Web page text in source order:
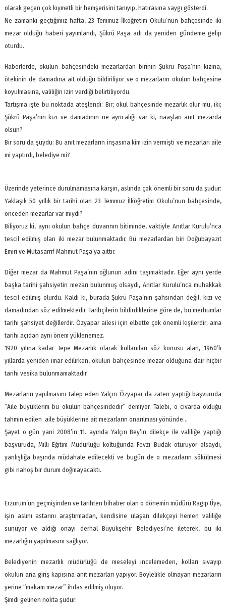
olarak geçen çok kıymetli bir hemşerisini tanıyıp, hatırasına saygı gösterdi.
Ne zamanki geçtiğimiz hafta, 23 Temmuz İlköğretim Okulu’nun bahçesinde iki
mezar olduğu haberi yayımlandı, Şükrü Paşa adı da yeniden gündeme gelip
oturdu.
Haberlerde, okulun bahçesindeki mezarlardan birinin Şükrü Paşa’nın kızına,
ötekinin de damadına ait olduğu bildiriliyor ve o mezarların okulun bahçesine
koyulmasına, valiliğin izin verdiği belirtiliyordu.
Tartışma işte bu noktada ateşlendi: Bir; okul bahçesinde mezarlık olur mu, iki;
Şükrü Paşa’nın kızı ve damadının ne ayrıcalığı var ki, naaşları anıt mezarda
olsun?
Bir soru da şuydu: Bu anıt mezarların inşasına kim izin vermişti ve mezarları aile
mi yaptırdı, belediye mi?
Üzerinde yeterince durulmamasına karşın, aslında çok önemli bir soru da şudur:
Yaklaşık 50 yıllık bir tarihi olan 23 Temmuz İlköğretim Okulu’nun bahçesinde,
önceden mezarlar var mıydı?
Biliyoruz ki, aynı okulun bahçe duvarının bitiminde, vaktiyle Anıtlar Kurulu’nca
tescil edilmiş olan iki mezar bulunmaktadır. Bu mezarlardan biri Doğubayazıt
Emiri ve Mutasarrıf Mahmut Paşa’ya aittir.
Diğer mezar da Mahmut Paşa’nın oğlunun adını taşımaktadır. Eğer aynı yerde
başka tarihi şahsiyetin mezarı bulunmuş olsaydı, Anıtlar Kurulu’nca muhakkak
tescil edilmiş olurdu. Kaldı ki, burada Şükrü Paşa’nın şahsından değil, kızı ve
damadından söz edilmektedir. Tarihçilerin bildirdiklerine göre de, bu merhumlar
tarihi şahsiyet değillerdir. Özyapar ailesi için elbette çok önemli kişilerdir; ama
tarihi açıdan aynı önem yüklenemez.
1920 yılına kadar Tepe Mezarlık olarak kullanılan söz konusu alan, 1960’lı
yıllarda yeniden imar edilirken, okulun bahçesinde mezar olduğuna dair hiçbir
tarihi vesika bulunmamaktadır.
Mezarların yapılmasını talep eden Yalçın Özyapar da zaten yaptığı başvuruda
“Aile büyüklerim bu okulun bahçesindedir” demiyor. Talebi, o civarda olduğu
tahmin edilen aile büyüklerine ait mezarların onarılması yönünde…
Şayet o gün yani 2008’in 11. ayında Yalçın Bey’in dilekçe ile valiliğe yaptığı
başvuruda, Milli Eğitim Müdürlüğü koltuğunda Fevzi Budak oturuyor olsaydı,
yanlışlığa başında müdahale edilecekti ve bugün de o mezarların sökülmesi
gibi nahoş bir durum doğmayacaktı.
Erzurum’un geçmişinden ve tarihten bihaber olan o dönemin müdürü Ragıp Üye,
işin aslını astarını araştırmadan, kendisine ulaşan dilekçeyi hemen valiliğe
sunuyor ve aldığı onayı derhal Büyükşehir Belediyesi’ne ileterek, bu iki
mezarlığın yapılmasını sağlıyor.
Belediyenin mezarlık müdürlüğü de meseleyi incelemeden, kolları sıvayıp
okulun ana giriş kapısına anıt mezarları yapıyor. Böylelikle olmayan mezarların
yerine “makam mezar” ihdas edilmiş oluyor.
Şimdi gelinen nokta şudur: